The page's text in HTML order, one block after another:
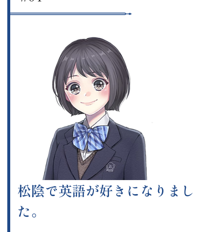
松陰で英語が好きになりまし
た。